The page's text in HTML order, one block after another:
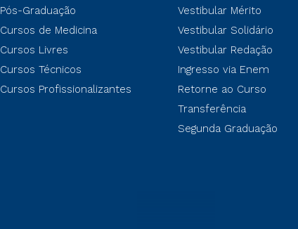
Pós-Graduação
Cursos de Medicina
Cursos Livres
Cursos Técnicos
Cursos Profissionalizantes
Vestibular Mérito
Vestibular Solidário
Vestibular Redação
Ingresso via Enem
Retorne ao Curso
Transferência
Segunda Graduação